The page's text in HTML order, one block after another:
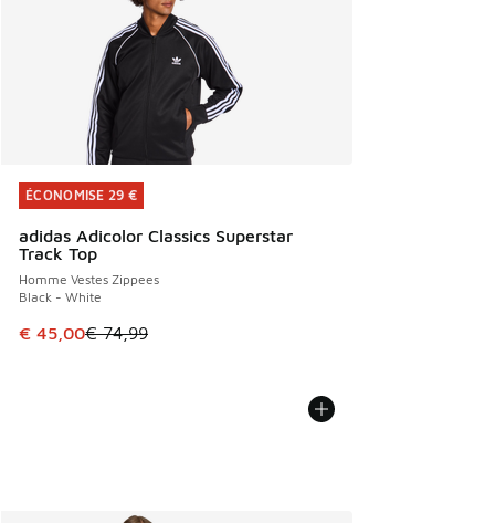
ÉCONOMISE 29 €
adidas Adicolor Classics Superstar
Track Top
Homme Vestes Zippees
Black - White
Cet article est en promotion. Prix en baisse de € 74,99 à
€ 45,00€ 74,99
ÉCONOMISE 29 €